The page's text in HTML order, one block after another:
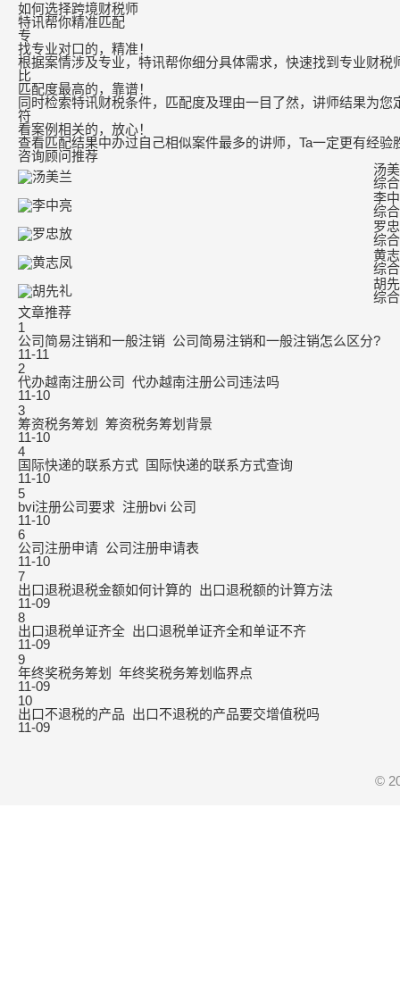
如何选择跨境财税师
特讯帮你精准匹配
专
找专业对口的，精准！
根据案情涉及专业，特讯帮你细分具体需求，快速找到专业财税
比
匹配度最高的，靠谱！
同时检索特讯财税条件，匹配度及理由一目了然，讲师结果为您
符
看案例相关的，放心！
查看匹配结果中办过自己相似案件最多的讲师，Ta一定更有经验
咨询顾问推荐
汤
综
李
综
罗
综
黄
综
胡
综
文章推荐
1
公司简易注销和一般注销_公司简易注销和一般注销怎么区分?
11-11
2
代办越南注册公司_代办越南注册公司违法吗
11-10
3
筹资税务筹划_筹资税务筹划背景
11-10
4
国际快递的联系方式_国际快递的联系方式查询
11-10
5
bvi注册公司要求_注册bvi 公司
11-10
6
公司注册申请_公司注册申请表
11-10
7
出口退税退税金额如何计算的_出口退税额的计算方法
11-09
8
出口退税单证齐全_出口退税单证齐全和单证不齐
11-09
9
年终奖税务筹划_年终奖税务筹划临界点
11-09
10
出口不退税的产品_出口不退税的产品要交增值税吗
11-09
©